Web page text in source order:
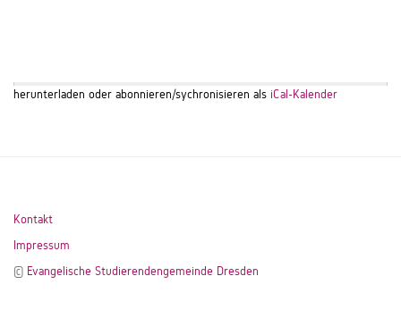
herunterladen oder abonnieren/sychronisieren als iCal-Kalender
Kontakt
Impressum
© Evangelische Studierendengemeinde Dresden